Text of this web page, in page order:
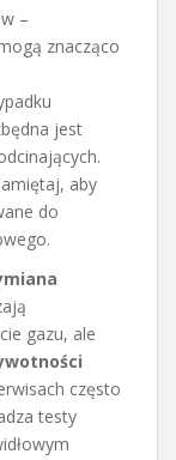
–
znacząco
jest
aby
do
gazu, ale
często
testy